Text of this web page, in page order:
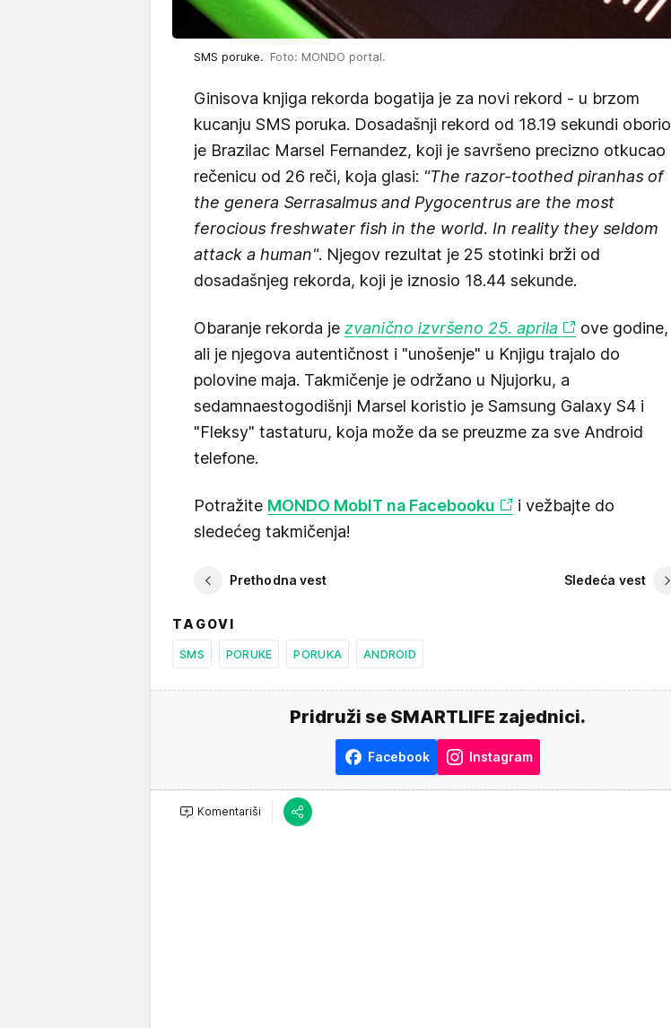
SMS poruke. Foto: MONDO portal.
Ginisova knjiga rekorda bogatija je za novi rekord - u brzom
kucanju SMS poruka. Dosadašnji rekord od 18.19 sekundi oborio
je Brazilac Marsel Fernandez, koji je savršeno precizno otkucao
rečenicu od 26 reči, koja glasi: "The razor-toothed piranhas of
the genera Serrasalmus and Pygocentrus are the most
ferocious freshwater fish in the world. In reality they seldom
attack a human". Njegov rezultat je 25 stotinki brži od
dosadašnjeg rekorda, koji je iznosio 18.44 sekunde.
Obaranje rekorda je zvanično izvršeno 25. aprila
ove godine,
ali je njegova autentičnost i "unošenje" u Knjigu trajalo do
polovine maja. Takmičenje je održano u Njujorku, a
sedamnaestogodišnji Marsel koristio je Samsung Galaxy S4 i
"Fleksy" tastaturu, koja može da se preuzme za sve Android
telefone.
Potražite MONDO MobIT na Facebooku
i vežbajte do
sledećeg takmičenja!
Prethodna vest Sledeća vest
TAGOVI
SMS PORUKE PORUKA ANDROID
Pridruži se SMARTLIFE zajednici.
Facebook Instagram
Komentariši